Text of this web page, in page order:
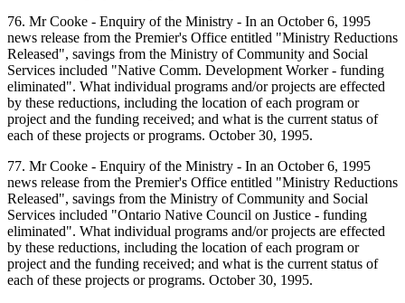
76. Mr Cooke - Enquiry of the Ministry - In an October 6, 1995
news release from the Premier's Office entitled "Ministry Reductions
Released", savings from the Ministry of Community and Social
Services included "Native Comm. Development Worker - funding
eliminated". What individual programs and/or projects are effected
by these reductions, including the location of each program or
project and the funding received; and what is the current status of
each of these projects or programs. October 30, 1995.
77. Mr Cooke - Enquiry of the Ministry - In an October 6, 1995
news release from the Premier's Office entitled "Ministry Reductions
Released", savings from the Ministry of Community and Social
Services included "Ontario Native Council on Justice - funding
eliminated". What individual programs and/or projects are effected
by these reductions, including the location of each program or
project and the funding received; and what is the current status of
each of these projects or programs. October 30, 1995.